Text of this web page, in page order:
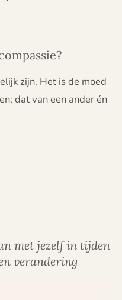
zijn. Het is de moed
dat van een ander én
met jezelf in tijden
verandering